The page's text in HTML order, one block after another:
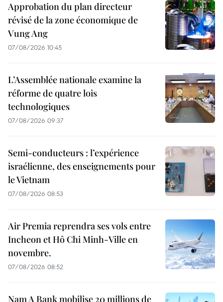
Approbation du plan directeur
révisé de la zone économique de
Vung Ang
07/08/2026 10:45
L’Assemblée nationale examine la
réforme de quatre lois
technologiques
07/08/2026 09:37
Semi-conducteurs : l’expérience
israélienne, des enseignements pour
le Vietnam
07/08/2026 08:53
Air Premia reprendra ses vols entre
Incheon et Hô Chi Minh-Ville en
novembre.
07/08/2026 08:52
Nam A Bank mobilise 20 millions de